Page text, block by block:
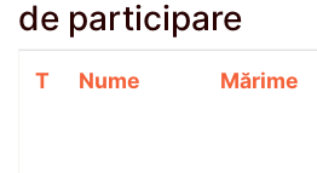
de participare
T Nume Mărime